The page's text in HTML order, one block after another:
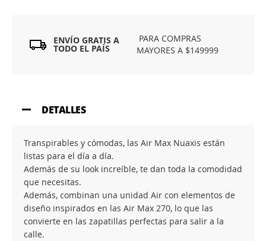
ENVÍO GRATIS A
TODO EL PAÍS
PARA COMPRAS
MAYORES A $149999
DETALLES
Transpirables y cómodas, las Air Max Nuaxis están
listas para el día a día.
Además de su look increíble, te dan toda la comodidad
que necesitas.
Además, combinan una unidad Air con elementos de
diseño inspirados en las Air Max 270, lo que las
convierte en las zapatillas perfectas para salir a la
calle.